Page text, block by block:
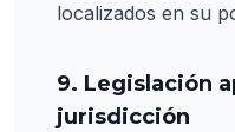
localizados en su
9. Legislación
jurisdicción